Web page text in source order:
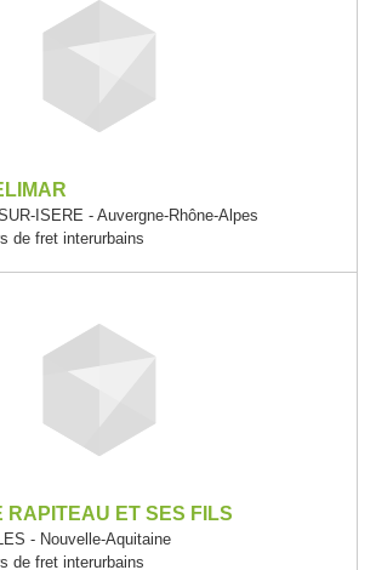
ISERE - Auvergne-Rhône-Alpes
de fret interurbains
RAPITEAU ET SES FILS
- Nouvelle-Aquitaine
de fret interurbains